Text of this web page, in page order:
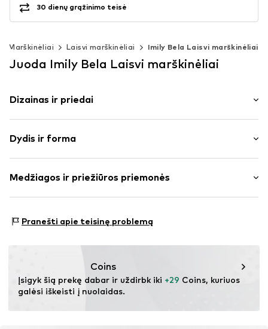
30 dienų grąžinimo teisė
Marškinėliai Laisvi marškinėliai Imily Bela Laisvi marškinėliai
Juoda Imily Bela Laisvi marškinėliai
Dizainas ir priedai
plonas trikotažas
V formos iškirptė
Dygsniuotas apvadas / kraštas
Dydis ir forma
Ilgis: Ilgas modelis
Pritaikomumas: Plačios formos
Dydžių lentelė
Medžiagos ir priežiūros priemonės
Elastanas
Pranešti apie teisinę problemą
Coins
Įsigyk šią prekę dabar ir uždirbk iki +29 Coins, kuriuos
galėsi iškeisti į nuolaidas.